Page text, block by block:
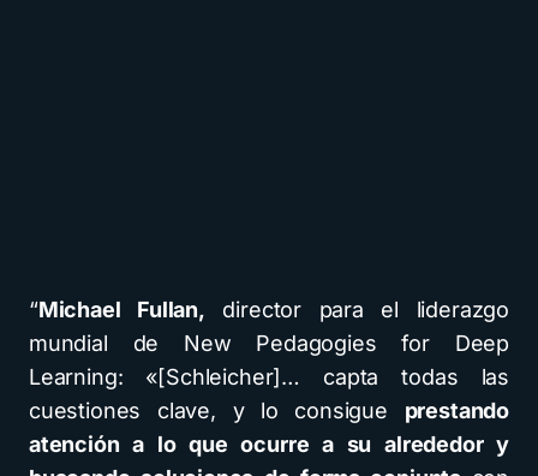
“Michael Fullan, director para el liderazgo
mundial de New Pedagogies for Deep
Learning: «[Schleicher]… capta todas las
cuestiones clave, y lo consigue prestando
atención a lo que ocurre a su alrededor y